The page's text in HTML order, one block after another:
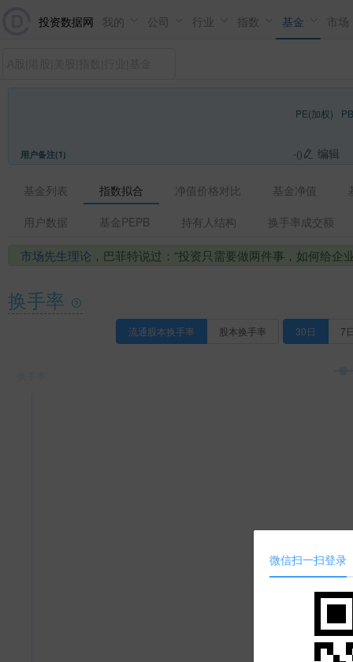
投资数据网 我的 公司 行业 指数 基金 市场
微信扫一扫登录
PE(加权) PB
用户备注(1) -() 编辑
基金列表 指数拟合 净值价格对比 基金净值
用户数据
基金PEPB 持有人结构 换手率成交额
市场先生理论 ，巴菲特说过：“投资只需要做两件事，如何给企
换手率
流通股本换手率 股本换手率 30日 7